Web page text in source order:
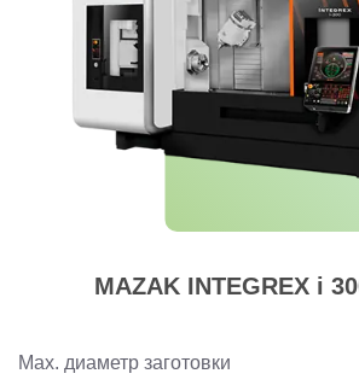
MAZAK INTEGREX i
Max. диаметр заготовки